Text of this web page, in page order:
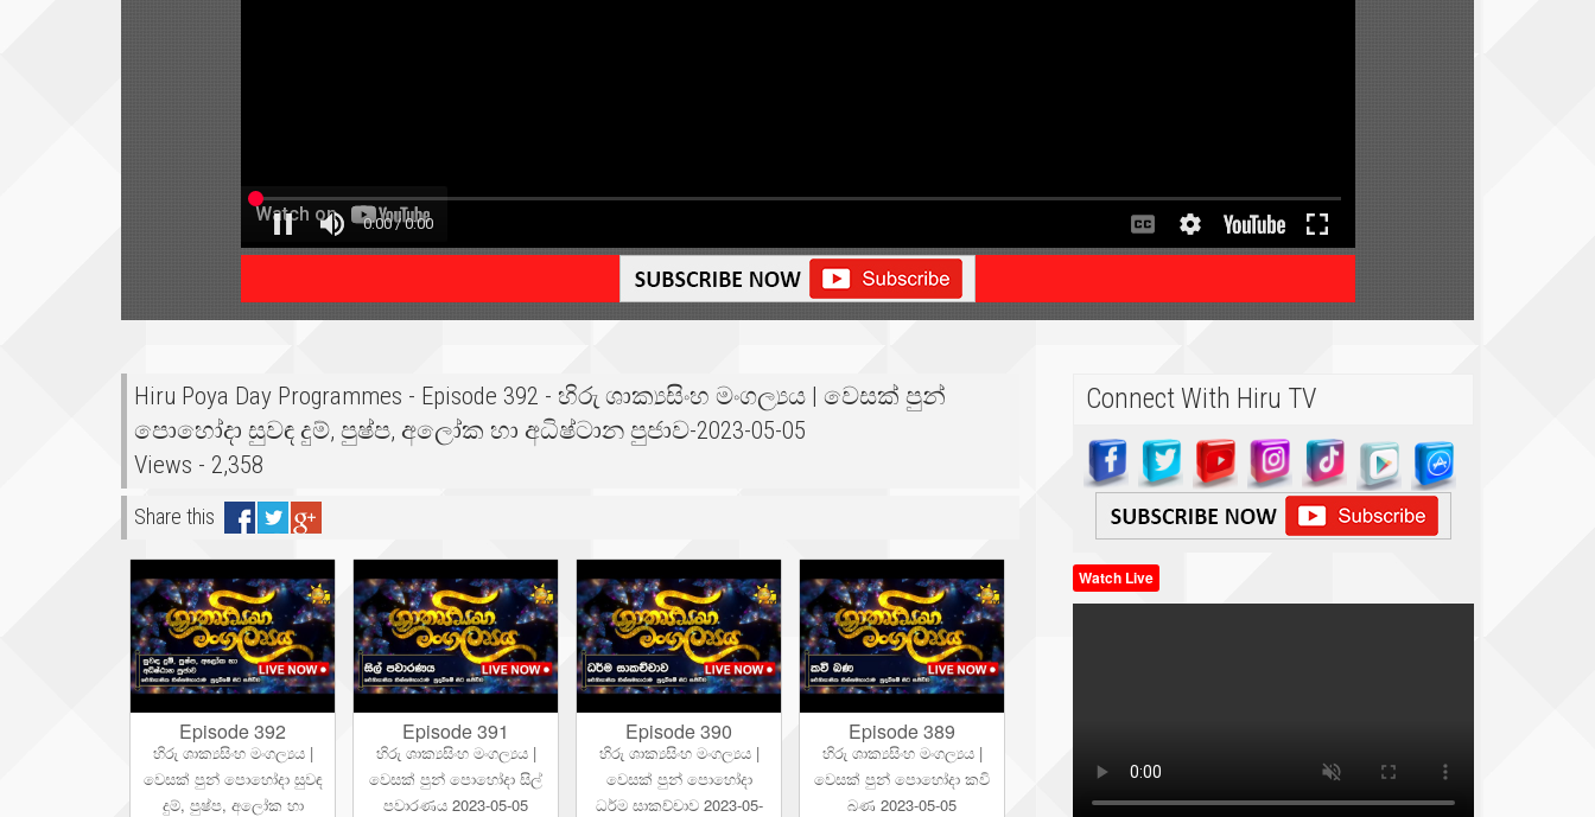
Hiru Poya Day Programmes - Episode 392 - හිරු ශාක්‍යසිංහ මංගල්‍යය | වෙසක් පුන්
පොහෝදා සුවඳ දුම්, පුෂ්ප, අලෝක හා අධිෂ්ටාන පුජාව-2023-05-05
Views - 2,358
Share this
Episode 392
හිරු ශාක්‍යසිංහ මංගල්‍යය |
වෙසක් පුන් පොහෝදා සුවඳ
දුම්, පුෂ්ප, අලෝක හා
Episode 391
හිරු ශාක්‍යසිංහ මංගල්‍යය |
වෙසක් පුන් පොහෝදා සිල්
පවාරණය 2023-05-05
Episode 390
හිරු ශාක්‍යසිංහ මංගල්‍යය |
වෙසක් පුන් පොහෝදා
ධර්ම සාකච්චාව 2023-05-
Episode 389
හිරු ශාක්‍යසිංහ මංගල්‍යය |
වෙසක් පුන් පොහෝදා කවි
බණ 2023-05-05
Connect With Hiru TV
Watch Live